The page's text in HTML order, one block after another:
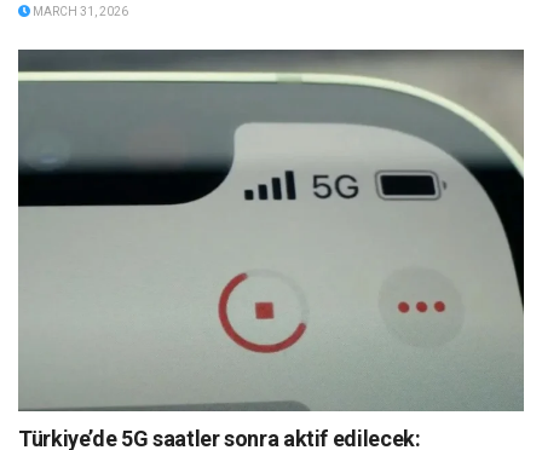
MARCH 31, 2026
Türkiye’de 5G saatler sonra aktif edilecek: